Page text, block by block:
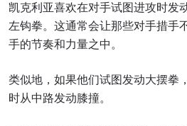
凯克利亚喜欢在对手试图进攻时发
左钩拳。这通常会让那些对手措手
手的节奏和力量之中。
类似地，如果他们试图发动大摆拳
时从中路发动膝撞。